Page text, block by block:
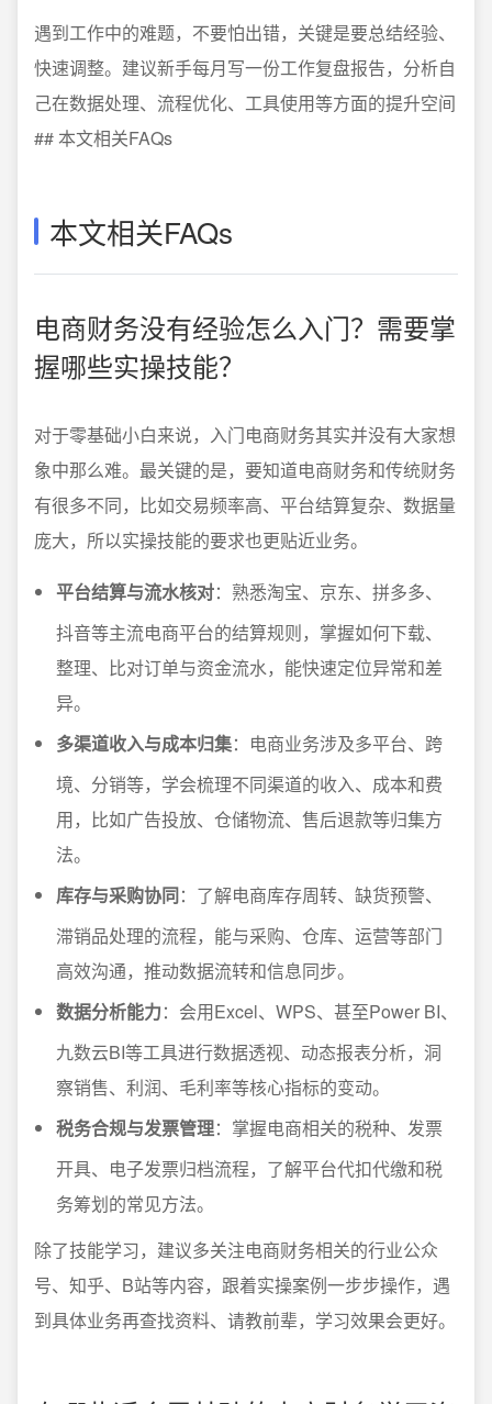
遇到工作中的难题，不要怕出错，关键是要总结经验、
快速调整。建议新手每月写一份工作复盘报告，分析自
己在数据处理、流程优化、工具使用等方面的提升空间
## 本文相关FAQs
本文相关FAQs
电商财务没有经验怎么入门？需要掌
握哪些实操技能？
对于零基础小白来说，入门电商财务其实并没有大家想
象中那么难。最关键的是，要知道电商财务和传统财务
有很多不同，比如交易频率高、平台结算复杂、数据量
庞大，所以实操技能的要求也更贴近业务。
平台结算与流水核对：熟悉淘宝、京东、拼多多、
抖音等主流电商平台的结算规则，掌握如何下载、
整理、比对订单与资金流水，能快速定位异常和差
异。
多渠道收入与成本归集：电商业务涉及多平台、跨
境、分销等，学会梳理不同渠道的收入、成本和费
用，比如广告投放、仓储物流、售后退款等归集方
法。
库存与采购协同：了解电商库存周转、缺货预警、
滞销品处理的流程，能与采购、仓库、运营等部门
高效沟通，推动数据流转和信息同步。
数据分析能力：会用Excel、WPS、甚至Power BI、
九数云BI等工具进行数据透视、动态报表分析，洞
察销售、利润、毛利率等核心指标的变动。
税务合规与发票管理：掌握电商相关的税种、发票
开具、电子发票归档流程，了解平台代扣代缴和税
务筹划的常见方法。
除了技能学习，建议多关注电商财务相关的行业公众
号、知乎、B站等内容，跟着实操案例一步步操作，遇
到具体业务再查找资料、请教前辈，学习效果会更好。